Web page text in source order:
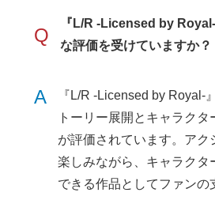
Q
『L/R -Licensed by
な評価を受けていますか？
A
『L/R -Licensed by Royal-
トーリー展開とキャラク
が評価されています。アク
楽しみながら、キャラクタ
できる作品としてファンの